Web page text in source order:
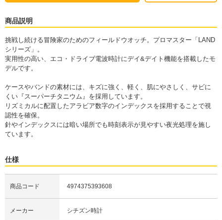
商品説明
挑戦し続ける冒険家のためのフィールドウオッチ。プロマスター「LAND
シリーズ」。
実用性の高い、エコ・ドライブ電波時計にデイ&デイト機能を搭載したモ
デルです。
ケースやバンドの素材には、キズに強く、軽く、肌にやさしく、サビに
くい『スーパーチタニウム』を採用しています。
リズミカルに配置したアラビア数字のインデックスを採用することで視
認性を確保。
針やインデックスには暗い場所でも時刻表示が見やすい夜光処理を施し
ています。
仕様
商品コード 4974375393608
メーカー シチズン時計